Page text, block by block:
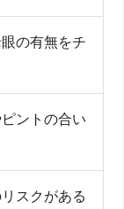
の有無をチ
ントの合い
スクがある